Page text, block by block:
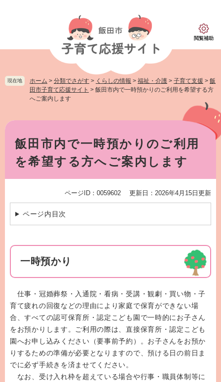
す。
し
て
閲覧補助
現在地 ホーム > 分類でさがす > くらしの情報 > 福祉・介護 > 子育て支援 > 飯
田市子育て応援サイト > 飯田市内で一時預かりのご利用を希望する方
へご案内します
本
飯田市内で一時預かりのご利用
を希望する方へご案内します
ページID：0059602 更新日：2026年4月15日更新
ページ内目次
一時預かり
仕事・冠婚葬祭・入通院・看病・受講・観劇・買い物・子
育て疲れの回復などの理由により家庭で保育ができない場
合、すべての認可保育所・認定こども園で一時的にお子さん
をお預かりします。ご利用の際は、直接保育所・認定こども
園へお申し込みください（要事前予約）。お子さんをお預か
りするための準備が必要となりますので、預ける日の前日ま
でに必ず手続きを済ませてください。
なお、受け入れ枠を超えている場合や行事・職員体制等に